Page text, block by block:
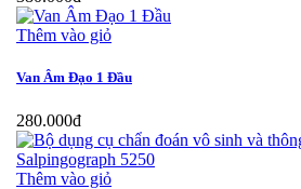
Thêm vào giỏ
Van Âm Đạo 1 Đầu
280.000đ
Thêm vào giỏ